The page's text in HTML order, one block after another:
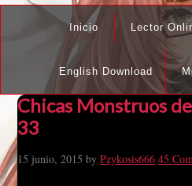
Inicio Lector
English Download
Chicas Monstruos
33
15 junio, 2015 byPzykosis666 45